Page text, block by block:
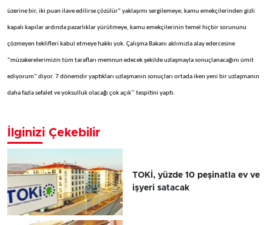
üzerine bir, iki puan ilave edilirse çözülür” yaklaşımı sergilemeye, kamu emekçilerinden gizli
kapalı kapılar ardında pazarlıklar yürütmeye, kamu emekçilerinin temel hiçbir sorununu
çözmeyen teklifleri kabul etmeye hakkı yok. Çalışma Bakanı aklımızla alay edercesine
“müzakerelerimizin tüm tarafları memnun edecek şekilde uzlaşmayla sonuçlanacağını ümit
ediyorum” diyor. 7 dönemdir yaptıkları uzlaşmanın sonuçları ortada iken yeni bir uzlaşmanın
daha fazla sefalet ve yoksulluk olacağı çok açık’’ tespitini yaptı.
İlginizi Çekebilir
TOKİ, yüzde 10 peşinatla ev ve
işyeri satacak